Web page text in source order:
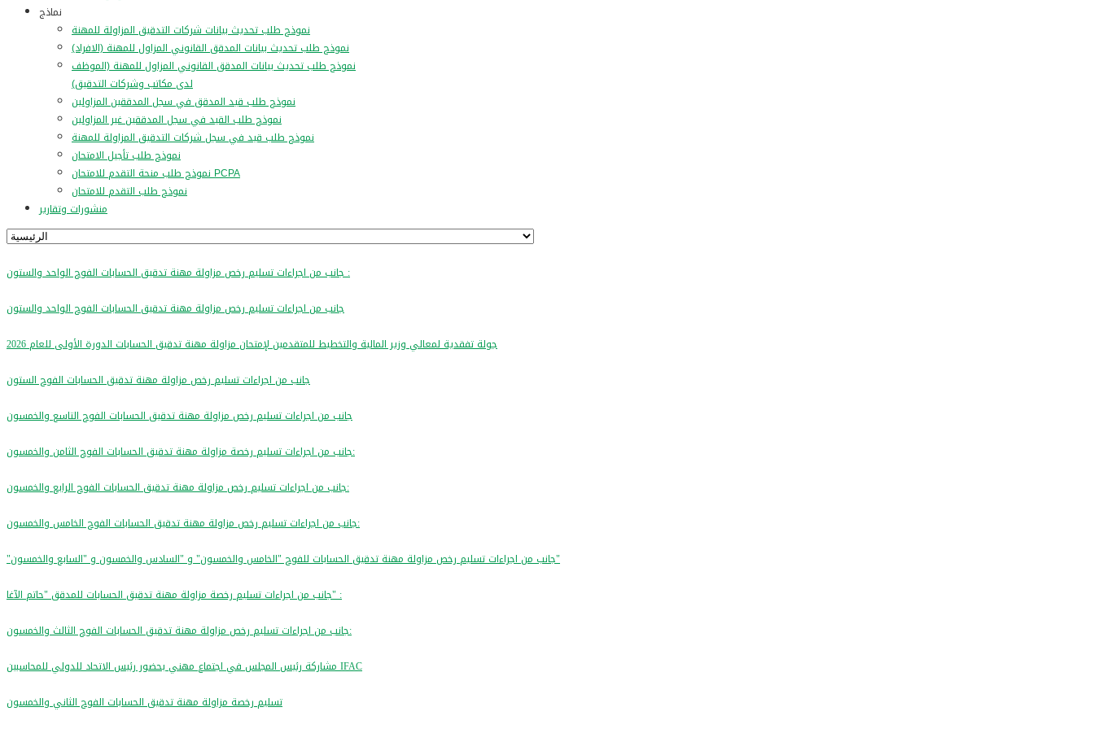
نماذج
نموذج طلب تحديث بيانات شركات التدقيق المزاولة للمهنة
نموذج طلب تحديث بيانات المدقق القانوني المزاول للمهنة (الافراد)
نموذج طلب تحديث بيانات المدقق القانوني المزاول للمهنة (الموظف
لدى مكاتب وشركات التدقيق)
نموذج طلب قيد المدقق في سجل المدققين المزاولين
نموذج طلب القيد في سجل المدققين غير المزاولين
نموذج طلب قيد في سجل شركات التدقيق المزاولة للمهنة
نموذج طلب تأجيل الامتحان
نموذج طلب منحة التقدم للامتحان PCPA
نموذج طلب التقدم للامتحان
منشورات وتقارير
جانب من اجراءات تسليم رخص مزاولة مهنة تدقيق الحسابات الفوج الواحد والستون :
جانب من اجراءات تسليم رخص مزاولة مهنة تدقيق الحسابات الفوج الواحد والستون
جولة تفقدية لمعالي وزير المالية والتخطيط للمتقدمين لإمتحان مزاولة مهنة تدقيق الحسابات الدورة الأولى للعام 2026
جانب من اجراءات تسليم رخص مزاولة مهنة تدقيق الحسابات الفوج الستون
جانب من اجراءات تسليم رخص مزاولة مهنة تدقيق الحسابات الفوج التاسع والخمسون
جانب من اجراءات تسليم رخصة مزاولة مهنة تدقيق الحسابات الفوج الثامن والخمسون:
جانب من اجراءات تسليم رخص مزاولة مهنة تدقيق الحسابات الفوج الرابع والخمسون:
جانب من اجراءات تسليم رخص مزاولة مهنة تدقيق الحسابات الفوج الخامس والخمسون:
"جانب من اجراءات تسليم رخص مزاولة مهنة تدقيق الحسابات للفوج "الخامس والخمسون" و "السادس والخمسون و "السابع والخمسون"
جانب من اجراءات تسليم رخصة مزاولة مهنة تدقيق الحسابات للمدقق "حاتم الآغا" :
جانب من اجراءات تسليم رخص مزاولة مهنة تدقيق الحسابات الفوج الثالث والخمسون:
مشاركة رئيس المجلس في اجتماع مهني بحضور رئيس الاتحاد للدولي للمحاسبين IFAC
تسليم رخصة مزاولة مهنة تدقيق الحسابات الفوج الثاني والخمسون